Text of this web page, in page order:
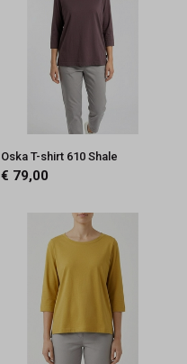
Oska T-shirt 610 Shale
€ 79,00